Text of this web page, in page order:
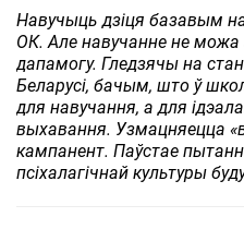
Навучыць дзіця базавым
ОК. Але навучанне не
дапамогу. Гледзячы на
Беларусі, бачым, што ў
для навучання, а для
выхавання. Узмацняецца
кампанент. Паўстае
псіхалагічнай культуры